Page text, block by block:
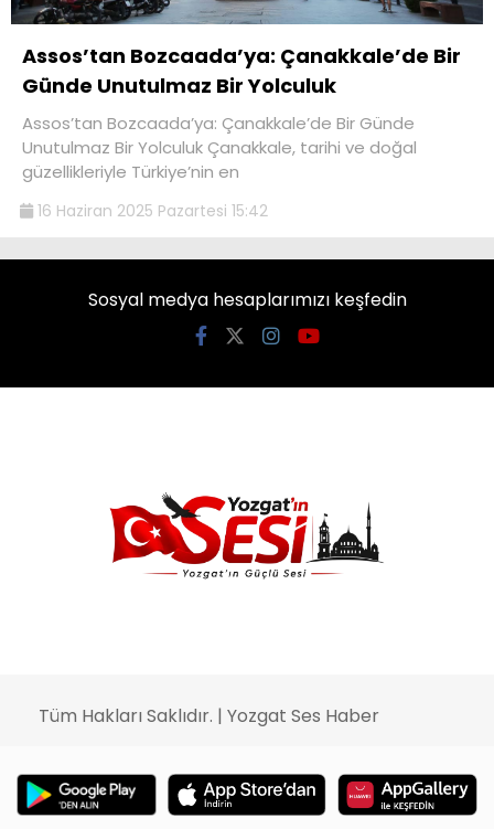
Assos’tan Bozcaada’ya: Çanakkale’de Bir
Günde Unutulmaz Bir Yolculuk
Assos’tan Bozcaada’ya: Çanakkale’de Bir Günde
Unutulmaz Bir Yolculuk Çanakkale, tarihi ve doğal
güzellikleriyle Türkiye’nin en
16 Haziran 2025 Pazartesi 15:42
Sosyal medya hesaplarımızı keşfedin
Tüm Hakları Saklıdır. | Yozgat Ses Haber